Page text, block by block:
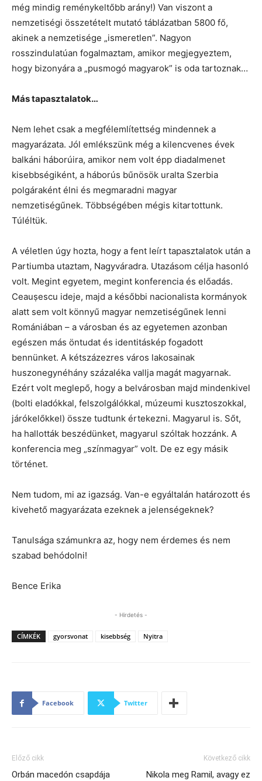
még mindig reménykeltőbb arány!) Van viszont a
nemzetiségi összetételt mutató táblázatban 5800 fő,
akinek a nemzetisége „ismeretlen”. Nagyon
rosszindulatúan fogalmaztam, amikor megjegyeztem,
hogy bizonyára a „pusmogó magyarok” is oda tartoznak…
Más tapasztalatok…
Nem lehet csak a megfélemlítettség mindennek a
magyarázata. Jól emlékszünk még a kilencvenes évek
balkáni háborúira, amikor nem volt épp diadalmenet
kisebbségiként, a háborús bűnösök uralta Szerbia
polgáraként élni és megmaradni magyar
nemzetiségűnek. Többségében mégis kitartottunk.
Túléltük.
A véletlen úgy hozta, hogy a fent leírt tapasztalatok után a
Partiumba utaztam, Nagyváradra. Utazásom célja hasonló
volt. Megint egyetem, megint konferencia és előadás.
Ceauṣescu ideje, majd a későbbi nacionalista kormányok
alatt sem volt könnyű magyar nemzetiségűnek lenni
Romániában – a városban és az egyetemen azonban
egészen más öntudat és identitáskép fogadott
bennünket. A kétszázezres város lakosainak
huszonegynéhány százaléka vallja magát magyarnak.
Ezért volt meglepő, hogy a belvárosban majd mindenkivel
(bolti eladókkal, felszolgálókkal, múzeumi kusztoszokkal,
járókelőkkel) össze tudtunk értekezni. Magyarul is. Sőt,
ha hallották beszédünket, magyarul szóltak hozzánk. A
konferencia meg „színmagyar” volt. De ez egy másik
történet.
Nem tudom, mi az igazság. Van-e egyáltalán határozott és
kivehető magyarázata ezeknek a jelenségeknek?
Tanulsága számunkra az, hogy nem érdemes és nem
szabad behódolni!
Bence Erika
- Hirdetés -
CÍMKÉK gyorsvonat kisebbség Nyitra
Facebook Twitter
Előző cikk
Orbán macedón csapdája
Következő cikk
Nikola meg Ramil, avagy ez